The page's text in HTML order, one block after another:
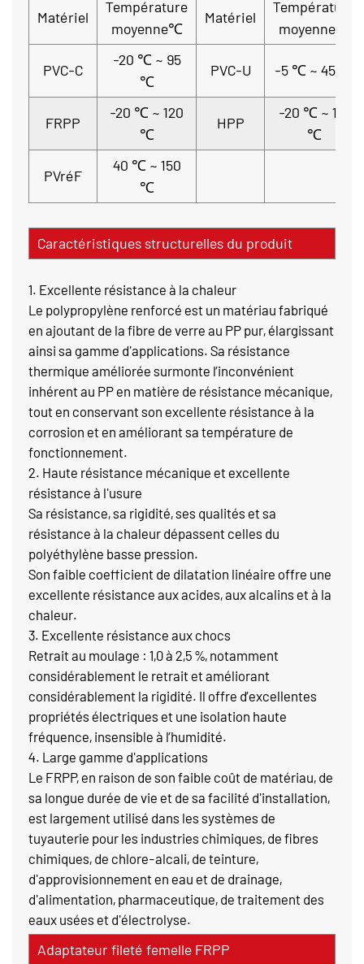
Matériel
Température
moyenne℃
Matériel
Température
moyenne℃
PVC-C
-20 ℃ ~ 95
℃
PVC-U -5 ℃ ~ 45 ℃
FRPP
-20 ℃ ~ 120
℃
HPP
-20 ℃ ~ 110
℃
PVréF
40 ℃ ~ 150
℃
Caractéristiques structurelles du produit
1. Excellente résistance à la chaleur
Le polypropylène renforcé est un matériau fabriqué
en ajoutant de la fibre de verre au PP pur, élargissant
ainsi sa gamme d'applications. Sa résistance
thermique améliorée surmonte l’inconvénient
inhérent au PP en matière de résistance mécanique,
tout en conservant son excellente résistance à la
corrosion et en améliorant sa température de
fonctionnement.
2. Haute résistance mécanique et excellente
résistance à l'usure
Sa résistance, sa rigidité, ses qualités et sa
résistance à la chaleur dépassent celles du
polyéthylène basse pression.
Son faible coefficient de dilatation linéaire offre une
excellente résistance aux acides, aux alcalins et à la
chaleur.
3. Excellente résistance aux chocs
Retrait au moulage : 1,0 à 2,5 %, notamment
considérablement le retrait et améliorant
considérablement la rigidité. Il offre d’excellentes
propriétés électriques et une isolation haute
fréquence, insensible à l’humidité.
4. Large gamme d'applications
Le FRPP, en raison de son faible coût de matériau, de
sa longue durée de vie et de sa facilité d'installation,
est largement utilisé dans les systèmes de
tuyauterie pour les industries chimiques, de fibres
chimiques, de chlore-alcali, de teinture,
d'approvisionnement en eau et de drainage,
d'alimentation, pharmaceutique, de traitement des
eaux usées et d'électrolyse.
Adaptateur fileté femelle FRPP